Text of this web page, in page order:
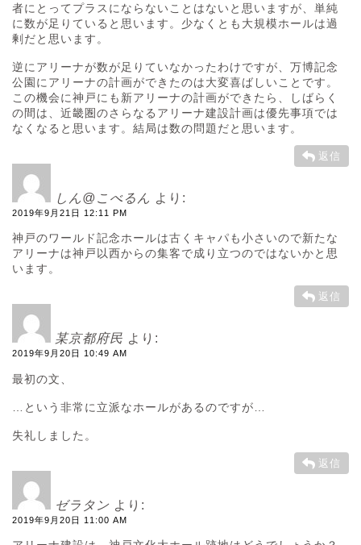
者にとってプラスにならないことはないと思いますが、単純
に数が足りていると思います。少なくとも大規模ホールは過
剰だと思います。
逆にアリーナが数が足りていなかったわけですが、万博記念
公園にアリーナの計画ができたのは大変喜ばしいことです。
この機会に神戸にも新アリーナの計画ができたら、しばらく
の間は、近畿圏のさらなるアリーナ建設計画は優先事項では
なくなると思います。結局は数の問題だと思います。
返信
しん@こべるん より:
2019年9月21日 12:11 PM
神戸のワールド記念ホールは古くキャパも小さいので新たな
アリーナは神戸以西からの集客で成り立つのではないかと思
います。
返信
某京都府民 より:
2019年9月20日 10:49 AM
最初の文、
…という非常に立派なホールがあるのですが…
失礼しました。
返信
ゼラタン より:
2019年9月20日 11:00 AM